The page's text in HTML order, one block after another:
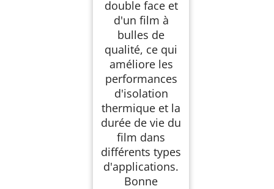
double face et
d'un film à
bulles de
qualité, ce qui
améliore les
performances
d'isolation
thermique et la
durée de vie du
film dans
différents types
d'applications.
Bonne